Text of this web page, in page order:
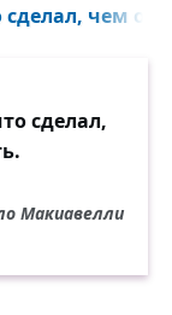
чем о
сделал,
Макиавелли